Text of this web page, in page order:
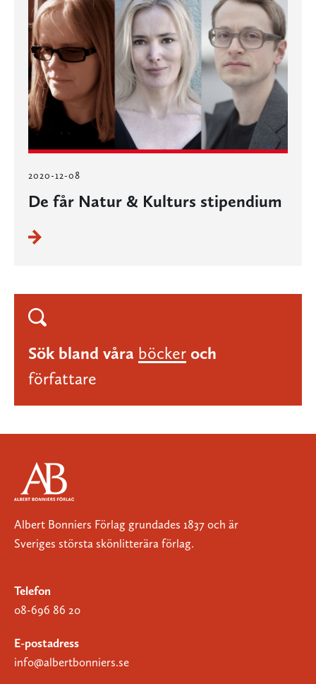
2020-12-08
De får Natur & Kulturs stipendium
Sök bland våra böcker och
författare
Albert Bonniers Förlag grundades 1837 och är
Sveriges största skönlitterära förlag.
Telefon
08-696 86 20
E-postadress
info@albertbonniers.se